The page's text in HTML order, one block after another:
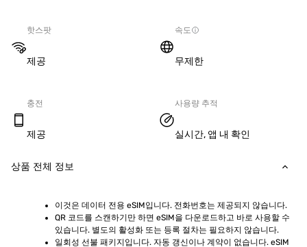
핫스팟
제공
속도
무제한
충전
제공
사용량 추적
실시간, 앱 내 확인
상품 전체 정보
이것은 데이터 전용 eSIM입니다. 전화번호는 제공되지 않습니다.
QR 코드를 스캔하기만 하면 eSIM을 다운로드하고 바로 사용할 수
있습니다. 별도의 활성화 또는 등록 절차는 필요하지 않습니다.
일회성 선불 패키지입니다. 자동 갱신이나 계약이 없습니다. eSIM